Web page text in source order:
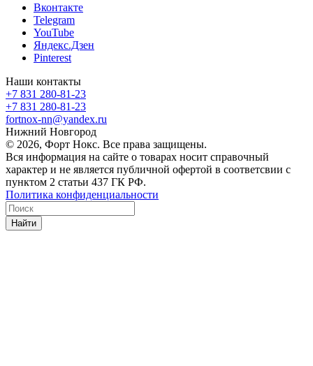
Вконтакте
Telegram
YouTube
Яндекс.Дзен
Pinterest
Наши контакты
+7 831 280-81-23
+7 831 280-81-23
fortnox-nn@yandex.ru
Нижний Новгород
© 2026, Форт Нокс. Все права защищены.
Вся информация на сайте о товарах носит справочный
характер и не является публичной офертой в соответсвии с
пунктом 2 статьи 437 ГК РФ.
Политика конфиденциальности
Найти